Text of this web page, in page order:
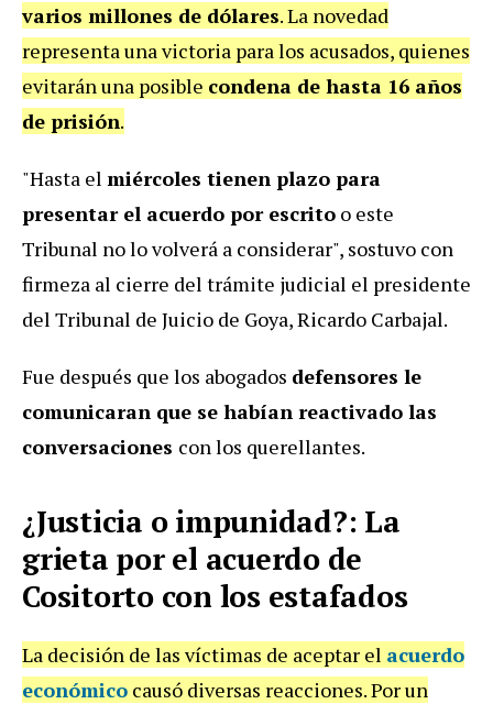
varios millones de dólares. La novedad
representa una victoria para los acusados, quienes
evitarán una posible condena de hasta 16 años
de prisión.
"Hasta el miércoles tienen plazo para
presentar el acuerdo por escrito o este
Tribunal no lo volverá a considerar", sostuvo con
firmeza al cierre del trámite judicial el presidente
del Tribunal de Juicio de Goya, Ricardo Carbajal.
Fue después que los abogados defensores le
comunicaran que se habían reactivado las
conversaciones con los querellantes.
¿Justicia o impunidad?: La
grieta por el acuerdo de
Cositorto con los estafados
La decisión de las víctimas de aceptar el acuerdo
económico causó diversas reacciones. Por un